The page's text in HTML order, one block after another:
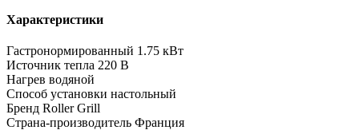
Характеристики
Гастронормированный 1.75 кВт
Источник тепла 220 В
Нагрев водяной
Способ установки настольный
Бренд Roller Grill
Страна-производитель Франция